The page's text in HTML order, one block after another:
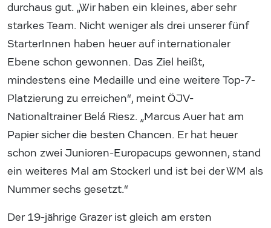
durchaus gut. „Wir haben ein kleines, aber sehr
starkes Team. Nicht weniger als drei unserer fünf
StarterInnen haben heuer auf internationaler
Ebene schon gewonnen. Das Ziel heißt,
mindestens eine Medaille und eine weitere Top-7-
Platzierung zu erreichen“, meint ÖJV-
Nationaltrainer Belá Riesz. „Marcus Auer hat am
Papier sicher die besten Chancen. Er hat heuer
schon zwei Junioren-Europacups gewonnen, stand
ein weiteres Mal am Stockerl und ist bei der WM als
Nummer sechs gesetzt.“
Der 19-jährige Grazer ist gleich am ersten